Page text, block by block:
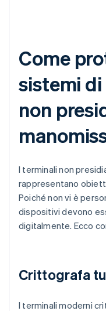
Come
sistemi
non
I terminali non
rappresentano
Poiché non vi è
dispositivi devono
digitalmente. Ecco
Crittografa
I terminali moderni